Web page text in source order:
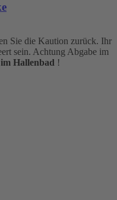
Sie die Kaution zurück. Ihr
sein. Achtung Abgabe im
Hallenbad !